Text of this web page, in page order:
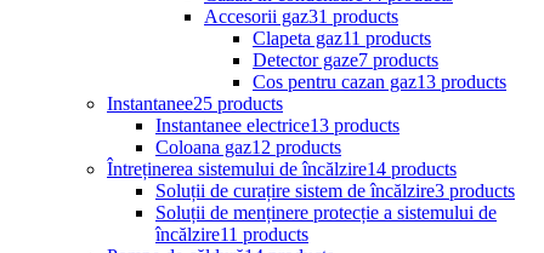
Accesorii gaz31 products
Clapeta gaz11 products
Detector gaze7 products
Cos pentru cazan gaz13 products
Instantanee25 products
Instantanee electrice13 products
Coloana gaz12 products
Întreținerea sistemului de încălzire14 products
Soluții de curațire sistem de încălzire3 products
Soluții de menținere protecție a sistemului de
încălzire11 products